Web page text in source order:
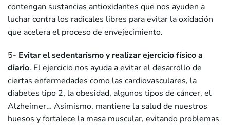
contengan sustancias antioxidantes que nos ayuden a
luchar contra los radicales libres para evitar la oxidación
que acelera el proceso de envejecimiento.
5- Evitar el sedentarismo y realizar ejercicio físico a
diario. El ejercicio nos ayuda a evitar el desarrollo de
ciertas enfermedades como las cardiovasculares, la
diabetes tipo 2, la obesidad, algunos tipos de cáncer, el
Alzheimer… Asimismo, mantiene la salud de nuestros
huesos y fortalece la masa muscular, evitando problemas